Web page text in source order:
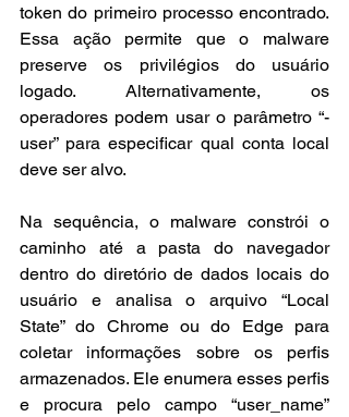
token do primeiro processo encontrado.
Essa ação permite que o malware
preserve os privilégios do usuário
logado. Alternativamente, os
operadores podem usar o parâmetro “-
user” para especificar qual conta local
deve ser alvo.
Na sequência, o malware constrói o
caminho até a pasta do navegador
dentro do diretório de dados locais do
usuário e analisa o arquivo “Local
State” do Chrome ou do Edge para
coletar informações sobre os perfis
armazenados. Ele enumera esses perfis
e procura pelo campo “user_name”